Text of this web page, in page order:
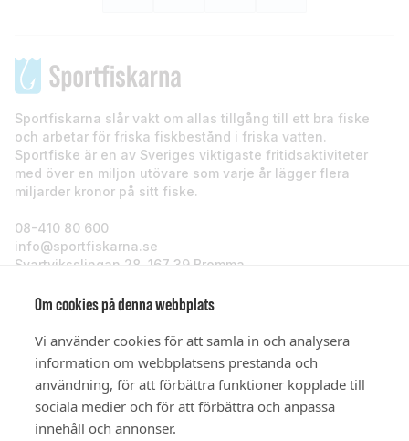
Om cookies på denna webbplats
Vi använder cookies för att samla in och analysera
information om webbplatsens prestanda och
användning, för att förbättra funktioner kopplade till
sociala medier och för att förbättra och anpassa
innehåll och annonser.
Sportfiskarna slår vakt om allas tillgång till ett bra fiske
och arbetar för friska fiskbestånd i friska vatten.
Sportfiske är en av Sveriges viktigaste fritidsaktiviteter
med över en miljon utövare som varje år lägger flera
miljarder kronor på sitt fiske.
08-410 80 600
info@sportfiskarna.se
Svartviksslingan 28, 167 39 Bromma
Sportfiskarna
Om oss
Stöd oss